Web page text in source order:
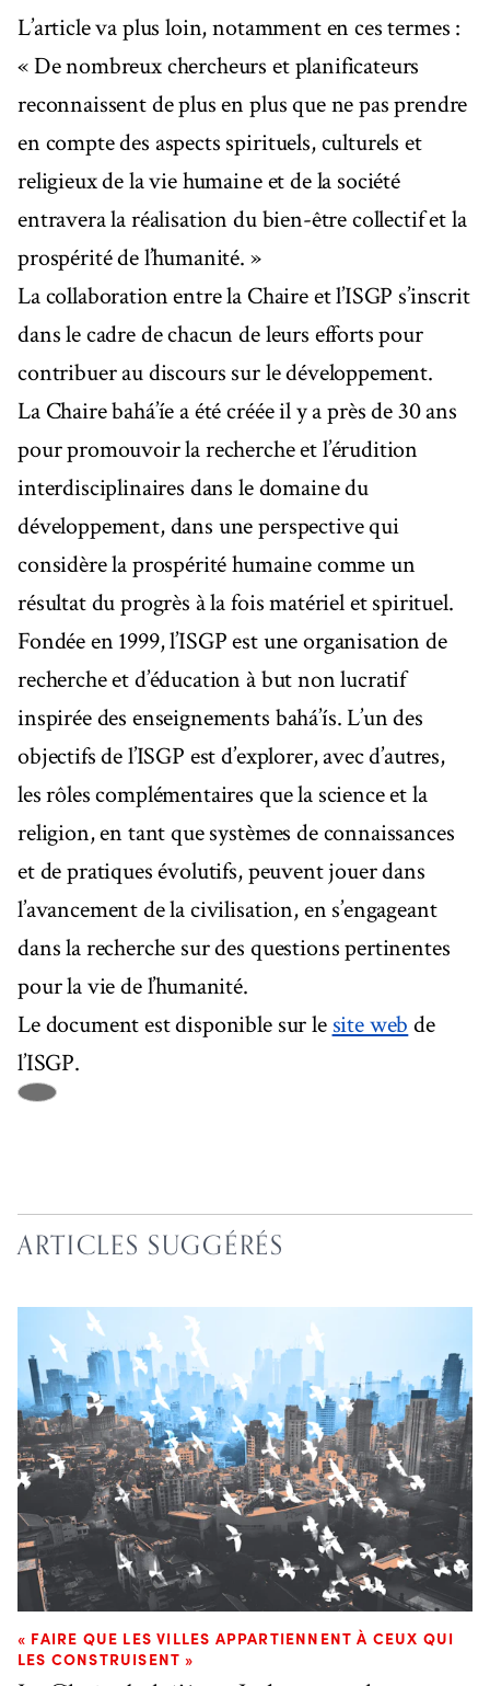
L’article va plus loin, notamment en ces termes :
« De nombreux chercheurs et planificateurs
reconnaissent de plus en plus que ne pas prendre
en compte des aspects spirituels, culturels et
religieux de la vie humaine et de la société
entravera la réalisation du bien-être collectif et la
prospérité de l’humanité. »
La collaboration entre la Chaire et l’ISGP s’inscrit
dans le cadre de chacun de leurs efforts pour
contribuer au discours sur le développement.
La Chaire bahá’íe a été créée il y a près de 30 ans
pour promouvoir la recherche et l’érudition
interdisciplinaires dans le domaine du
développement, dans une perspective qui
considère la prospérité humaine comme un
résultat du progrès à la fois matériel et spirituel.
Fondée en 1999, l’ISGP est une organisation de
recherche et d’éducation à but non lucratif
inspirée des enseignements bahá’ís. L’un des
objectifs de l’ISGP est d’explorer, avec d’autres,
les rôles complémentaires que la science et la
religion, en tant que systèmes de connaissances
et de pratiques évolutifs, peuvent jouer dans
l’avancement de la civilisation, en s’engageant
dans la recherche sur des questions pertinentes
pour la vie de l’humanité.
Le document est disponible sur le site web de
l’ISGP.
ARTICLES SUGGÉRÉS
« FAIRE QUE LES VILLES APPARTIENNENT À CEUX QUI
LES CONSTRUISENT »